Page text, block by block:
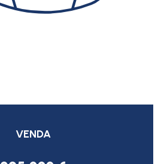
VENDA